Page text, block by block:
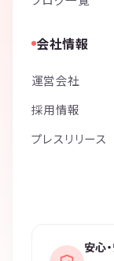
会社情報
運営会社
採用情報
プレスリリース
安心